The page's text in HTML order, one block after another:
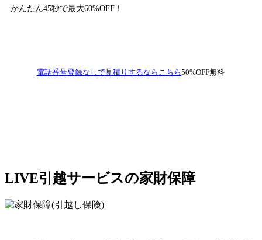
かんたん45秒で最大60%OFF！
電話番号登録なしで見積りするならこちら50%OFF無料
LIVE引越サービスの家財保障